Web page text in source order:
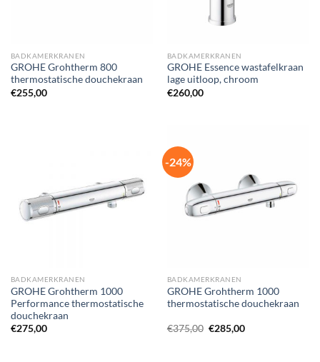
BADKAMERKRANEN
GROHE Grohtherm 800
thermostatische douchekraan
€255,00
BADKAMERKRANEN
GROHE Essence wastafelkraan
lage uitloop, chroom
€260,00
BADKAMERKRANEN
GROHE Grohtherm 1000
Performance thermostatische
douchekraan
€275,00
-24%
BADKAMERKRANEN
GROHE Grohtherm 1000
thermostatische douchekraan
€375,00 Oorspronkelijke
€285,00Huidige